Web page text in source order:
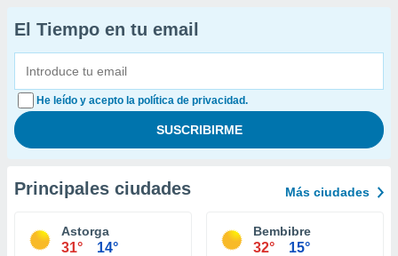
El Tiempo en tu email
He leído y acepto la política de privacidad.
Principales ciudades Más ciudades
Astorga
31° 14°
Bembibre
32° 15°